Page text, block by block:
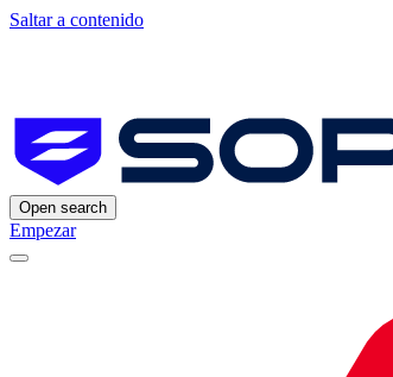
Saltar a contenido
Open search
Empezar